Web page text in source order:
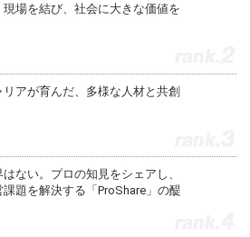
現場を結び、社会に大きな価値を
アが育んだ、多様な人材と共創
ない。プロの知見をシェアし、
題を解決する「ProShare」の醍